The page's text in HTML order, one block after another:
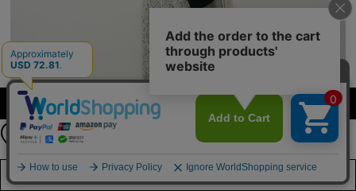
カラー・サイズを選択する
店舗在庫を見る
【FREE SHIPPING】
24時間限定 全品送料無料！
8月10日（月）11：59まで